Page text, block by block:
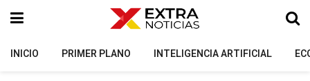
INICIO PRIMER PLANO INTELIGENCIA ARTIFICIAL